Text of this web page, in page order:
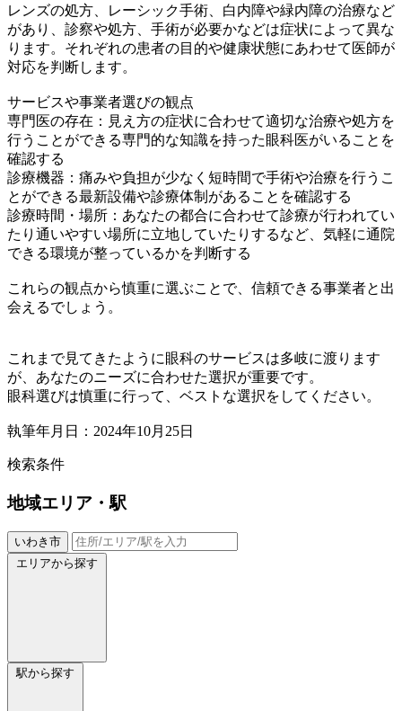
レンズの処方、レーシック手術、白内障や緑内障の治療など
があり、診察や処方、手術が必要かなどは症状によって異な
ります。それぞれの患者の目的や健康状態にあわせて医師が
対応を判断します。
サービスや事業者選びの観点
専門医の存在：見え方の症状に合わせて適切な治療や処方を
行うことができる専門的な知識を持った眼科医がいることを
確認する
診療機器：痛みや負担が少なく短時間で手術や治療を行うこ
とができる最新設備や診療体制があることを確認する
診療時間・場所：あなたの都合に合わせて診療が行われてい
たり通いやすい場所に立地していたりするなど、気軽に通院
できる環境が整っているかを判断する
これらの観点から慎重に選ぶことで、信頼できる事業者と出
会えるでしょう。
これまで見てきたように眼科のサービスは多岐に渡ります
が、あなたのニーズに合わせた選択が重要です。
眼科選びは慎重に行って、ベストな選択をしてください。
執筆年月日：2024年10月25日
検索条件
地域エリア・駅
いわき市
エリアから探す
駅から探す